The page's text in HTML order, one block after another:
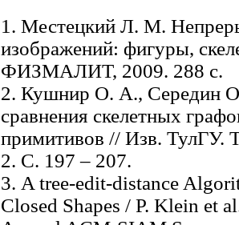
1. Местецкий Л. М.
изображений: фигуры,
ФИЗМАЛИТ, 2009. 288 с.
2. Кушнир О. А., Середин
сравнения скелетных
примитивов // Изв. ТулГУ.
2. С. 197 – 207.
3. A tree-edit-distance
Closed Shapes / P. Klein et